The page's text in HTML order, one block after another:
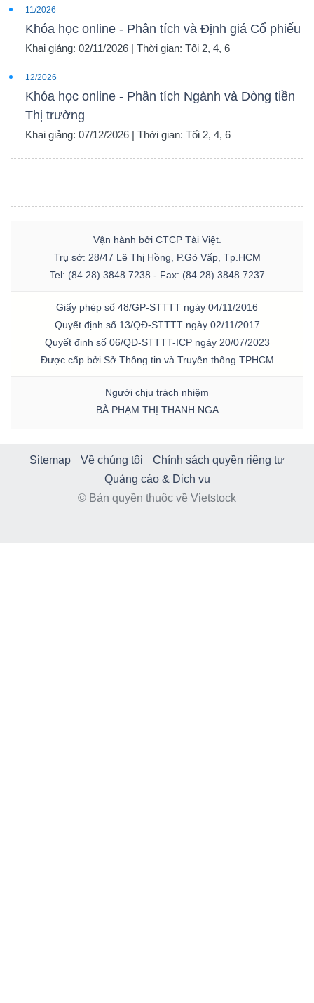
11/2026
Khóa học online - Phân tích và Định giá Cổ phiếu
Khai giảng: 02/11/2026 | Thời gian: Tối 2, 4, 6
12/2026
Khóa học online - Phân tích Ngành và Dòng tiền
Thị trường
Khai giảng: 07/12/2026 | Thời gian: Tối 2, 4, 6
Vận hành bởi CTCP Tài Việt.
Trụ sở: 28/47 Lê Thị Hồng, P.Gò Vấp, Tp.HCM
Tel: (84.28) 3848 7238 - Fax: (84.28) 3848 7237
Giấy phép số 48/GP-STTTT ngày 04/11/2016
Quyết định số 13/QĐ-STTTT ngày 02/11/2017
Quyết định số 06/QĐ-STTTT-ICP ngày 20/07/2023
Được cấp bởi Sở Thông tin và Truyền thông TPHCM
Người chịu trách nhiệm
BÀ PHẠM THỊ THANH NGA
Sitemap Về chúng tôi
Chính sách quyền riêng tư
Quảng cáo & Dịch vụ
© Bản quyền thuộc về Vietstock